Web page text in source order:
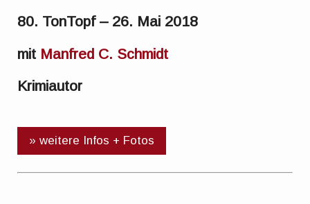
80. TonTopf – 26. Mai 2018
mit Manfred C. Schmidt
Krimiautor
» weitere Infos + Fotos